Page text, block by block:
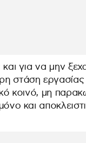
για να μην
εργασίας
κοινό, μη
και